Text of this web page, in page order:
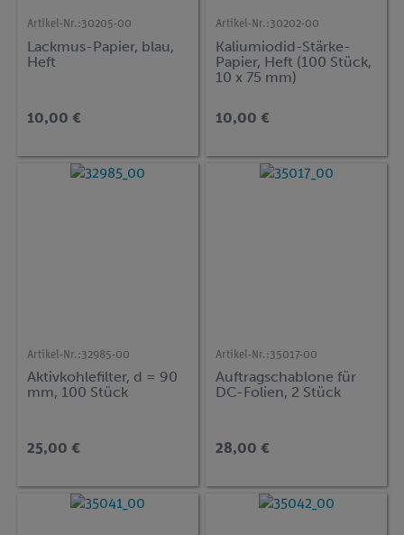
Artikel-Nr.:30205-00
Lackmus-Papier, blau,
Heft
10,00 €
Artikel-Nr.:30202-00
Kaliumiodid-Stärke-
Papier, Heft (100 Stück,
10 x 75 mm)
10,00 €
Artikel-Nr.:32985-00
Aktivkohlefilter, d = 90
mm, 100 Stück
25,00 €
Artikel-Nr.:35017-00
Auftragschablone für
DC-Folien, 2 Stück
28,00 €